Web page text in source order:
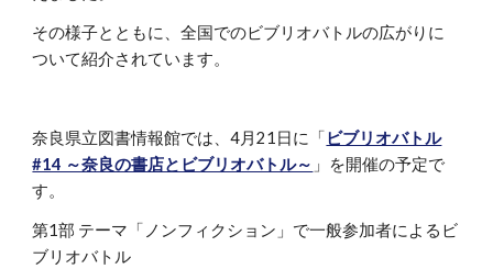
その様子とともに、全国でのビブリオバトルの広がりに
ついて紹介されています。
奈良県立図書情報館では、4月21日に「ビブリオバトル
#14 ～奈良の書店とビブリオバトル～ 」を開催の予定で
す。
第1部 テーマ「ノンフィクション」で一般参加者によるビ
ブリオバトル